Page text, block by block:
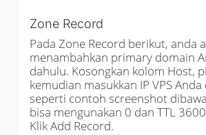
Zone Record
Pada Zone Record berikut, anda
menambahkan primary domain
dahulu. Kosongkan kolom Host,
kemudian masukkan IP VPS
seperti contoh screenshot
bisa mengunakan 0 dan TTL
Klik Add Record.